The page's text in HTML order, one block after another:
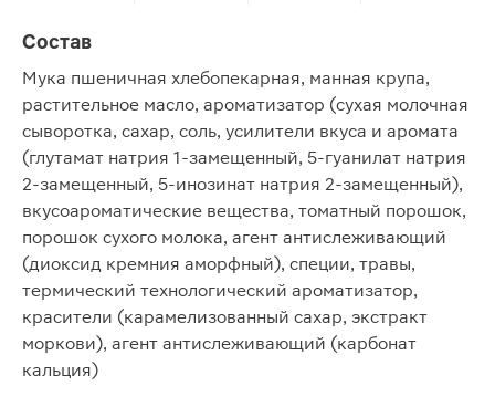
Состав
Мука пшеничная хлебопекарная, манная крупа,
растительное масло, ароматизатор (сухая молочная
сыворотка, сахар, соль, усилители вкуса и аромата
(глутамат натрия 1-замещенный, 5-гуанилат натрия
2-замещенный, 5-инозинат натрия 2-замещенный),
вкусоароматические вещества, томатный порошок,
порошок сухого молока, агент антислеживающий
(диоксид кремния аморфный), специи, травы,
термический технологический ароматизатор,
красители (карамелизованный сахар, экстракт
моркови), агент антислеживающий (карбонат
кальция)